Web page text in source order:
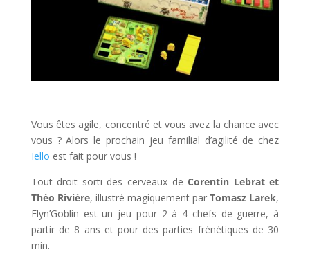
Vous êtes agile, concentré et vous avez la chance avec
vous ? Alors le prochain jeu familial d’agilité de chez
Iello est fait pour vous !
Tout droit sorti des cerveaux deCorentin Lebrat et
Théo Rivière, illustré magiquement parTomasz Larek,
Flyn’Goblin est un jeu pour 2 à 4 chefs de guerre, à
partir de 8 ans et pour des parties frénétiques de 30
min.